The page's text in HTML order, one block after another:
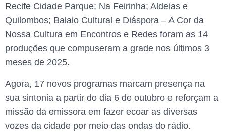
Recife Cidade Parque; Na Feirinha; Aldeias e
Quilombos; Balaio Cultural e Diáspora – A Cor da
Nossa Cultura em Encontros e Redes foram as 14
produções que compuseram a grade nos últimos 3
meses de 2025.
Agora, 17 novos programas marcam presença na
sua sintonia a partir do dia 6 de outubro e reforçam a
missão da emissora em fazer ecoar as diversas
vozes da cidade por meio das ondas do rádio.